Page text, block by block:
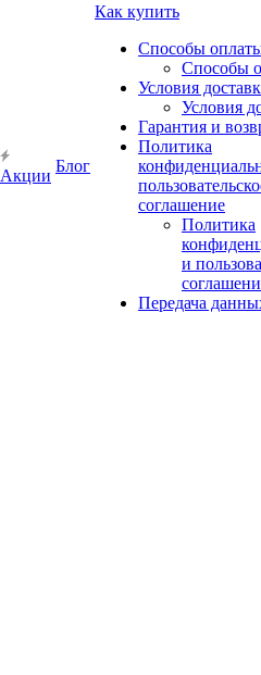
Акции
Блог
Как купить
Способы
Способы
Условия
Условия
Гарантия и
Политика
соглашение
Политика
и
Передача